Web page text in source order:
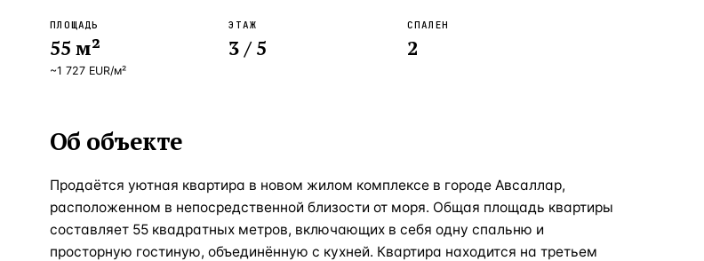
ПЛОЩАДЬ
55 м²
~1 727 EUR/м²
ЭТАЖ
3/ 5
СПАЛЕН
2
Об объекте
Продаётся уютная квартира в новом жилом комплексе в городе Авсаллар,
расположенном в непосредственной близости от моря. Общая площадь квартиры
составляет 55 квадратных метров, включающих в себя одну спальню и
просторную гостиную, объединённую с кухней. Квартира находится на третьем